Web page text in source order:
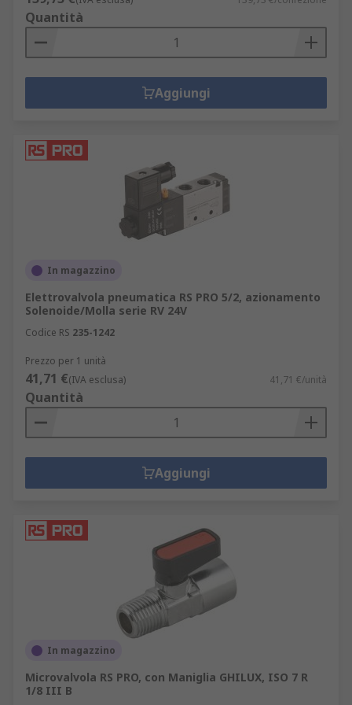
movimento di macchinari e attrezzature
Automatizzazione industriale: per
automatizzare processi industriali
Meccanica automobilistica: per controllare il
funzionamento di sistemi pneumatici in
Quantità
Aggiungi
In magazzino
Elettrovalvola pneumatica RS PRO 5/2, azionamento
Solenoide/Molla serie RV 24V
Codice RS 235-1242
Prezzo per 1 unità
41,71 €(IVA esclusa) 41,71 €/unità
Quantità
Aggiungi
In magazzino
Microvalvola RS PRO, con Maniglia GHILUX, ISO 7 R
1/8 III B